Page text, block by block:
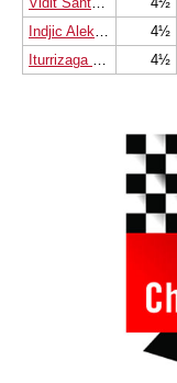
Indjic Aleksandar
4½
Iturrizaga Bonelli Eduardo
4½